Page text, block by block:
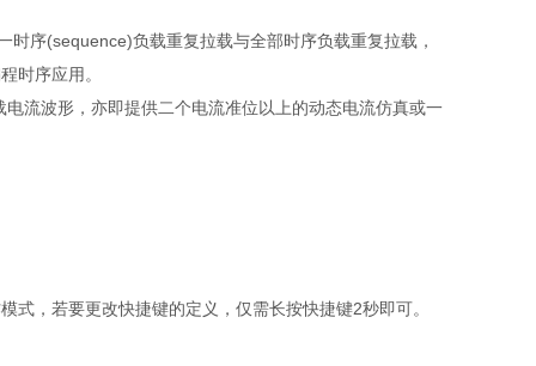
时序(sequence)负载重复拉载与全部时序负载重复拉载，
时序应用。
电流波形，亦即提供二个电流准位以上的动态电流仿真或一
式，若要更改快捷键的定义，仅需长按快捷键2秒即可。